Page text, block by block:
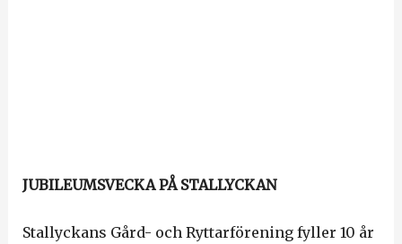
JUBILEUMSVECKA PÅ STALLYCKAN
Stallyckans Gård- och Ryttarförening fyller 10 år